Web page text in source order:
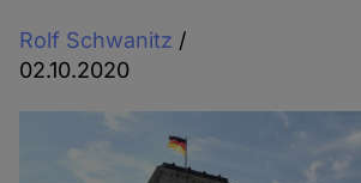
Rolf Schwanitz /
02.10.2020